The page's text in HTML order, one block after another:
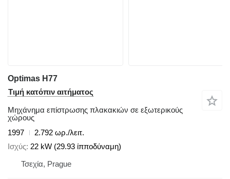
Optimas H77
Τιμή κατόπιν αιτήματος
Μηχάνημα επίστρωσης πλακακιών σε εξωτερικούς
χώρους
1997
2.792 ωρ./λειτ.
Ισχύς 22 kW (29.93 ίπποδύναμη)
Τσεχία, Prague